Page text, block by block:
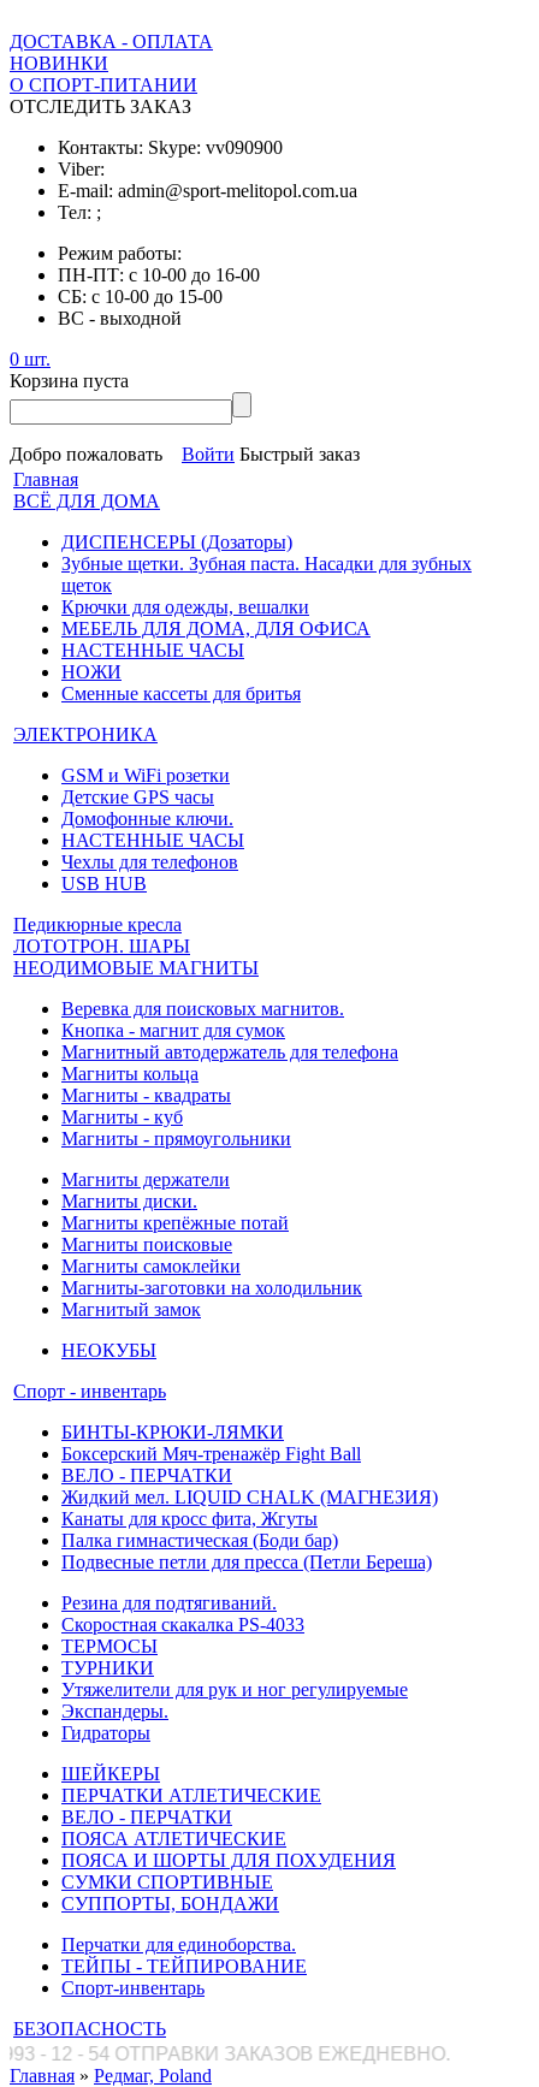
ДОСТАВКА - ОПЛАТА
НОВИНКИ
О СПОРТ-ПИТАНИИ
ОТСЛЕДИТЬ ЗАКАЗ
Контакты: Skype: vv090900
Viber:
E-mail: admin@sport-melitopol.com.ua
Тел: ;
Режим работы:
ПН-ПТ: с 10-00 до 16-00
СБ: с 10-00 до 15-00
ВС - выходной
0 шт.
Корзина пуста
Добро пожаловать Войти Быстрый заказ
Главная
ВСЁ ДЛЯ ДОМА
ДИСПЕНСЕРЫ (Дозаторы)
Зубные щетки. Зубная паста. Насадки для зубных
щеток
Крючки для одежды, вешалки
МЕБЕЛЬ ДЛЯ ДОМА, ДЛЯ ОФИСА
НАСТЕННЫЕ ЧАСЫ
НОЖИ
Сменные кассеты для бритья
ЭЛЕКТРОНИКА
GSM и WiFi розетки
Детские GPS часы
Домофонные ключи.
НАСТЕННЫЕ ЧАСЫ
Чехлы для телефонов
USB HUB
Педикюрные кресла
ЛОТОТРОН. ШАРЫ
НЕОДИМОВЫЕ МАГНИТЫ
Веревка для поисковых магнитов.
Кнопка - магнит для сумок
Магнитный автодержатель для телефона
Магниты кольца
Магниты - квадраты
Магниты - куб
Магниты - прямоугольники
Магниты держатели
Магниты диски.
Магниты крепёжные потай
Магниты поисковые
Магниты самоклейки
Магниты-заготовки на холодильник
Магнитый замок
НЕОКУБЫ
Спорт - инвентарь
БИНТЫ-КРЮКИ-ЛЯМКИ
Боксерский Мяч-тренажёр Fight Ball
ВЕЛО - ПЕРЧАТКИ
Жидкий мел. LIQUID CHALK (МАГНЕЗИЯ)
Канаты для кросс фита, Жгуты
Палка гимнастическая (Боди бар)
Подвесные петли для пресса (Петли Береша)
Резина для подтягиваний.
Скоростная скакалка PS-4033
ТЕРМОСЫ
ТУРНИКИ
Утяжелители для рук и ног регулируемые
Экспандеры.
Гидраторы
ШЕЙКЕРЫ
ПЕРЧАТКИ АТЛЕТИЧЕСКИЕ
ВЕЛО - ПЕРЧАТКИ
ПОЯСА АТЛЕТИЧЕСКИЕ
ПОЯСА И ШОРТЫ ДЛЯ ПОХУДЕНИЯ
СУМКИ СПОРТИВНЫЕ
СУППОРТЫ, БОНДАЖИ
Перчатки для единоборства.
ТЕЙПЫ - ТЕЙПИРОВАНИЕ
Спорт-инвентарь
БЕЗОПАСНОСТЬ
ОТПРАВКИ ЗАКАЗОВ ЕЖЕДНЕВНО.
Главная » Редмаг, Poland